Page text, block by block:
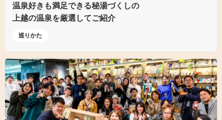
温泉好きも満足できる秘湯づくしの
上越の温泉を厳選してご紹介
巡りかた